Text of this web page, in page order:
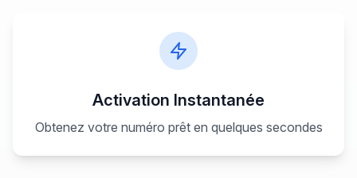
Activation Instantanée
Obtenez votre numéro prêt en quelques secondes